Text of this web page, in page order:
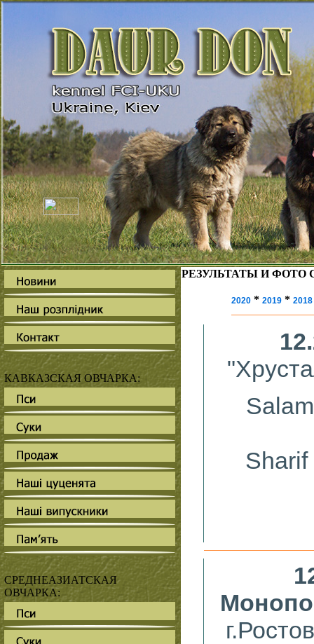
КАВКАЗСКАЯ ОВЧАРКА:
СРЕДНЕАЗИАТСКАЯ
ОВЧАРКА:
РЕЗУЛЬТАТЫ И ФОТО
2020 * 2019 * 2018